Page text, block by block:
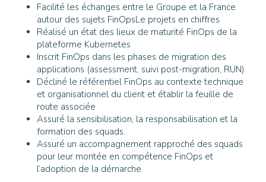
Facilité les échanges entre le Groupe et la France
autour des sujets FinOpsLe projets en chiffres
Réalisé un état des lieux de maturité FinOps de la
plateforme Kubernetes
Inscrit FinOps dans les phases de migration des
applications (assessment, suivi post-migration, RUN)
Décliné le référentiel FinOps au contexte technique
et organisationnel du client et établir la feuille de
route associée
Assuré la sensibilisation, la responsabilisation et la
formation des squads.
Assuré un accompagnement rapproché des squads
pour leur montée en compétence FinOps et
l’adoption de la démarche